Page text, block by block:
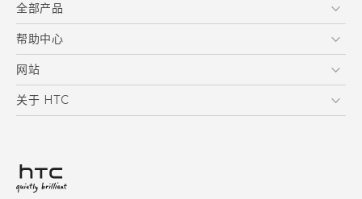
全部产品
区块链智能手机
VIVE
帮助中心
在线客服
支援与服务
产品保固说明
网站
HTC Dev
关于 HTC
投资人